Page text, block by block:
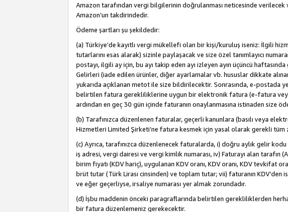
Amazon tarafından vergi bilgilerinin doğrulanması neticesinde
Amazon’un takdirindedir.
Ödeme şartları şu şekildedir:
(a) Türkiye’de kayıtlı vergi mükellefi olan bir kişi/kuruluş iseniz: İlgili
tutarlarını esas alarak) sizinle paylaşacak ve size özel tanımlayıcı
postayı, ilgili ay için, bu ayı takip eden ayı izleyen ayın üçüncü
Gelirleri (iade edilen ürünler, diğer ayarlamalar vb. hususlar dikkate
yukarıda açıklanan metot ile size bildirilecektir. Sonrasında, e-postada
belirtilen fatura gerekliliklerine uygun bir elektronik fatura (e-fatura
ardından en geç 30 gün içinde faturanın onaylanmasına istinaden size
(b) Tarafınızca düzenlenen faturalar, geçerli kanunlara (basılı veya
Hizmetleri Limited Şirketi’ne fatura kesmek için yasal olarak gerekli tüm
(c) Ayrıca, tarafınızca düzenlenecek faturalarda, i) doğru aylık gelir kodu
iş adresi, vergi dairesi ve vergi kimlik numarası, iv) Faturayı alan tarafın
birim fiyatı (KDV hariç), uygulanan KDV oranı, KDV oranı, KDV tevkifat
brüt tutar (Türk Lirası cinsinden) ve toplam tutar; vii) faturanın
ve eğer geçerliyse, irsaliye numarası yer almak zorundadır.
(d) İşbu maddenin önceki paragraflarında belirtilen gerekliliklerden
bir fatura düzenlemeniz gerekecektir.